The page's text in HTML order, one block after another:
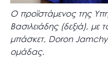
Ο προϊστάμενος της
Βασιλειάδης (δεξιά), με
μπάσκετ, Doron
ομάδας.